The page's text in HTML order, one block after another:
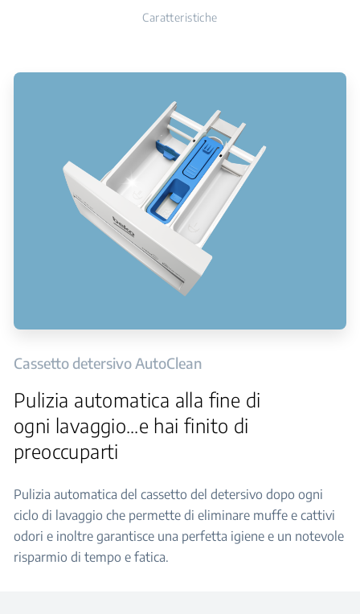
Caratteristiche
Cassetto detersivo AutoClean
Pulizia automatica alla fine di
ogni lavaggio…e hai finito di
preoccuparti
Pulizia automatica del cassetto del detersivo dopo ogni
ciclo di lavaggio che permette di eliminare muffe e cattivi
odori e inoltre garantisce una perfetta igiene e un notevole
risparmio di tempo e fatica.